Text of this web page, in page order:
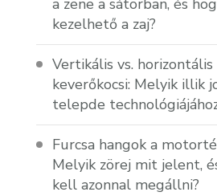
a zene a sátorban, és
kezelhető a zaj?
Vertikális vs. horizontális
keverőkocsi: Melyik illik
telepde
Furcsa hangok a
Melyik zörej mit jelent,
kell azonnal megállni?